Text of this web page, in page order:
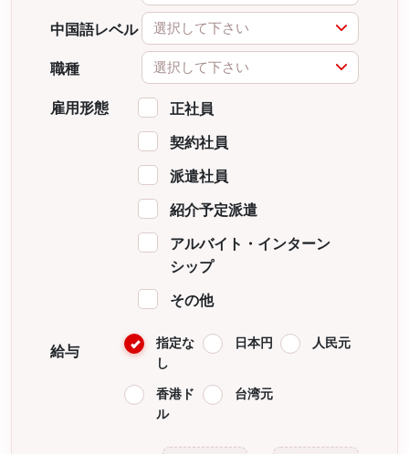
中国語レベル 選択して下さい
職種 選択して下さい
雇用形態 正社員
契約社員
派遣社員
紹介予定派遣
アルバイト・インターン
シップ
その他
給与
指定な
し
日本円 人民元
香港ド
ル
台湾元